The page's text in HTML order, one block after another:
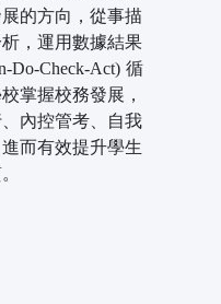
的方向，從事描
，運用數據結果
Do-Check-Act) 循
掌握校務發展，
內控管考、自我
而有效提升學生